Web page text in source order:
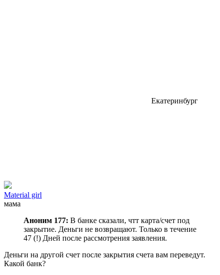
Екатеринбург
Material girl
мама
Аноним 177: В банке сказали, чтт карта/счет под
закрытие. Деньги не возвращают. Только в течение
47 (!) Дней после рассмотрения заявления.
Деньги на другой счет после закрытия счета вам переведут.
Какой банк?